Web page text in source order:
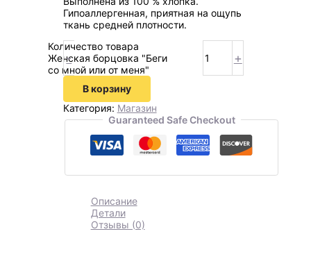
Гипоаллергенная, приятная на ощупь
ткань средней плотности.
-
Количество товара
Женская борцовка "Беги
со мной или от меня"
+
В корзину
Категория: Магазин
Guaranteed Safe Checkout
Описание
Детали
Отзывы (0)